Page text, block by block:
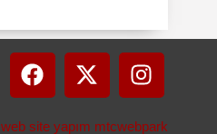
web site yapım mtcwebpark